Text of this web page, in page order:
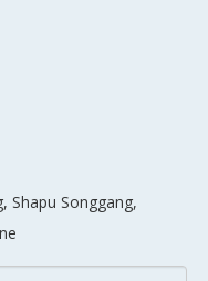
Shapu Songgang,